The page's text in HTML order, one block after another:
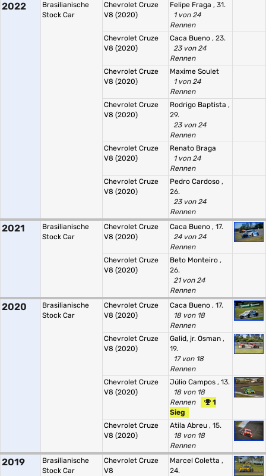
2022
Brasilianische
Stock Car
Chevrolet Cruze
V8 (2020)
Felipe Fraga , 31.
1 von 24
Rennen
Chevrolet Cruze
V8 (2020)
Caca Bueno , 23.
23 von 24
Rennen
Chevrolet Cruze
V8 (2020)
Maxime Soulet
1 von 24
Rennen
Chevrolet Cruze
V8 (2020)
Rodrigo Baptista ,
29.
23 von 24
Rennen
Chevrolet Cruze
V8 (2020)
Renato Braga
1 von 24
Rennen
Chevrolet Cruze
V8 (2020)
Pedro Cardoso ,
26.
23 von 24
Rennen
2021
Brasilianische
Stock Car
Chevrolet Cruze
V8 (2020)
Caca Bueno , 17.
24 von 24
Rennen
Chevrolet Cruze
V8 (2020)
Beto Monteiro ,
26.
21 von 24
Rennen
2020
Brasilianische
Stock Car
Chevrolet Cruze
V8 (2020)
Caca Bueno , 17.
18 von 18
Rennen
Chevrolet Cruze
V8 (2020)
Galid, jr. Osman ,
19.
17 von 18
Rennen
Chevrolet Cruze
V8 (2020)
Júlio Campos , 13.
18 von 18
Rennen
1
Sieg
Chevrolet Cruze
V8 (2020)
Atila Abreu , 15.
18 von 18
Rennen
2019
Brasilianische
Stock Car
Chevrolet Cruze
V8
Marcel Coletta ,
24.